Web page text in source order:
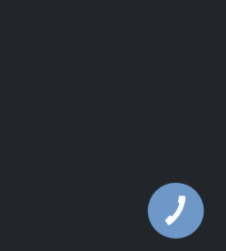
КНОПКА
ЗВ'ЯЗКУ